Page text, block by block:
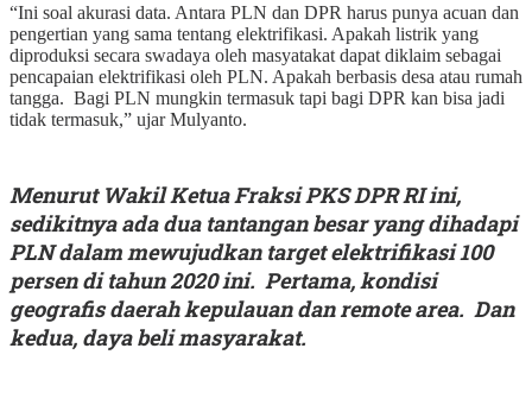
“Ini soal akurasi data. Antara PLN dan DPR harus punya acuan dan
pengertian yang sama tentang elektrifikasi. Apakah listrik yang
diproduksi secara swadaya oleh masyatakat dapat diklaim sebagai
pencapaian elektrifikasi oleh PLN. Apakah berbasis desa atau rumah
tangga. Bagi PLN mungkin termasuk tapi bagi DPR kan bisa jadi
tidak termasuk,” ujar Mulyanto.
Menurut Wakil Ketua Fraksi PKS DPR RI ini,
sedikitnya ada dua tantangan besar yang dihadapi
PLN dalam mewujudkan target elektrifikasi 100
persen di tahun 2020 ini. Pertama, kondisi
geografis daerah kepulauan dan remote area. Dan
kedua, daya beli masyarakat.